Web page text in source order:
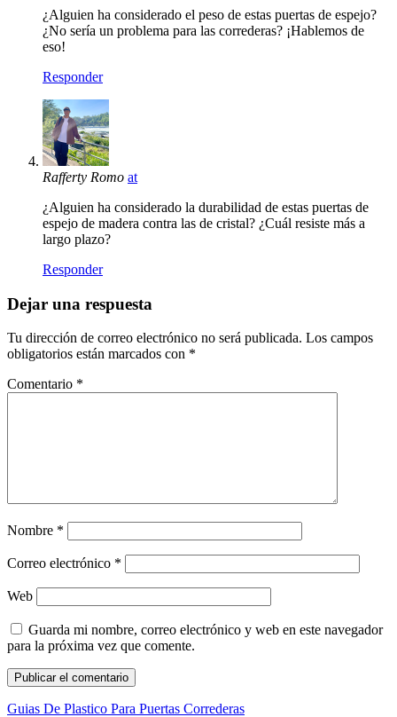
¿Alguien ha considerado el peso de estas puertas de espejo?
¿No sería un problema para las correderas? ¡Hablemos de
eso!
Responder
Rafferty Romo at
¿Alguien ha considerado la durabilidad de estas puertas de
espejo de madera contra las de cristal? ¿Cuál resiste más a
largo plazo?
Responder
Dejar una respuesta
Tu dirección de correo electrónico no será publicada. Los campos
obligatorios están marcados con *
Comentario *
Nombre *
Correo electrónico *
Web
Guarda mi nombre, correo electrónico y web en este navegador
para la próxima vez que comente.
Guias De Plastico Para Puertas Correderas